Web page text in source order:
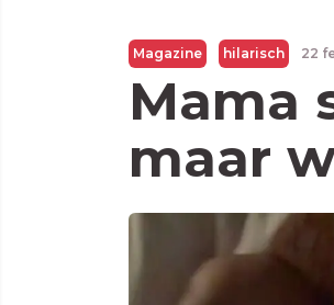
Magazine hilarisch 22
Mama
maar